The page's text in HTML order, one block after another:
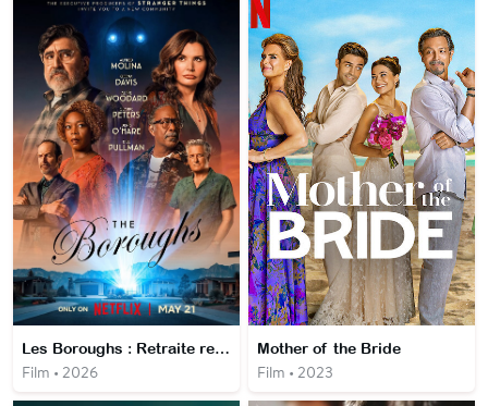
Les Boroughs : Retraite rebelle
Film • 2026
Mother of the Bride
Film • 2023